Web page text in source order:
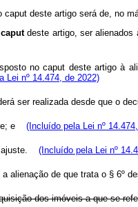
caput deste artigo será de, no
caputdeste artigo, ser
no caput deste artigoà
Lei nº 14.474, de 2022)
ser realizada desde que o
e (Incluído pela Lei nº
ajuste. (Incluído pela Lei nº
alienação de que trata o § 6º
dos imóveis a que se